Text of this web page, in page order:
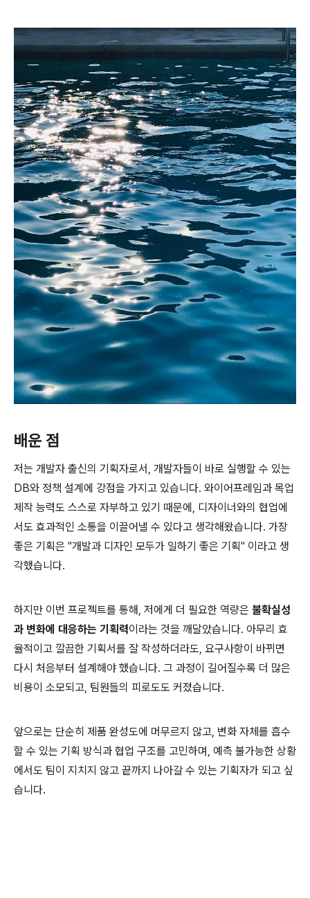
배운 점
저는 개발자 출신의 기획자로서, 개발자들이 바로 실행할 수 있는
DB와 정책 설계에 강점을 가지고 있습니다. 와이어프레임과 목업
제작 능력도 스스로 자부하고 있기 때문에, 디자이너와의 협업에
서도 효과적인 소통을 이끌어낼 수 있다고 생각해왔습니다. 가장
좋은 기획은 "개발과 디자인 모두가 일하기 좋은 기획" 이라고 생
각했습니다.
하지만 이번 프로젝트를 통해, 저에게 더 필요한 역량은 불확실성
과 변화에 대응하는 기획력이라는 것을 깨달았습니다. 아무리 효
율적이고 깔끔한 기획서를 잘 작성하더라도, 요구사항이 바뀌면
다시 처음부터 설계해야 했습니다. 그 과정이 길어질수록 더 많은
비용이 소모되고, 팀원들의 피로도도 커졌습니다.
앞으로는 단순히 제품 완성도에 머무르지 않고, 변화 자체를 흡수
할 수 있는 기획 방식과 협업 구조를 고민하며, 예측 불가능한 상황
에서도 팀이 지치지 않고 끝까지 나아갈 수 있는 기획자가 되고 싶
습니다.